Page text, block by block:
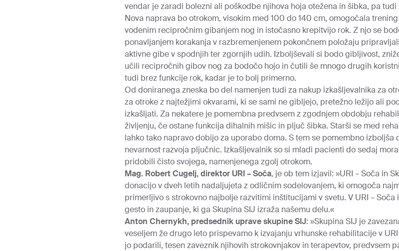
vendar je zaradi bolezni ali poškodbe njihova hoja otežena in šibka, pa
Nova naprava bo otrokom, visokim med 100 do 140 cm, omogočala
vodenim recipročnim gibanjem nog in istočasno krepitvijo rok. Z njo se
ponavljanjem korakanja v razbremenjenem pokončnem položaju
aktivne gibe v spodnjih ter zgornjih udih. Izboljševali si bodo gibljivost,
učili recipročnih gibov nog za bodočo hojo in čutili še mnogo drugih
tudi brez funkcije rok, kadar je to bolj primerno.
Od doniranega zneska bo del namenjen tudi za nakup izkašljevalnika za
za otroke z najtežjimi okvarami, ki se sami ne gibljejo, pretežno ležijo ali
izkašljati. Za nekatere je pomembna predvsem z zgodnjem obdobju
življenju, če ostane funkcija dihalnih mišic in pljuč šibka. Starši se med
lahko tako napravo dobijo za uporabo doma. S tem se pomembno
nevarnost razvoja pljučnic. Izkašljevalnik so si mladi pacienti do sedaj
pridobili čisto svojega, namenjenega zgolj otrokom.
Mag. Robert Cugelj, direktor URI – Soča, je ob tem izjavil: »URI – Soča in
donacijo v dveh letih nadaljujeta z odličnim sodelovanjem, ki omogoča
primerljivo s strokovno najbolje razvitimi inštitucijami v svetu. V URI –
gesto in zaupanje, ki ga Skupina SIJ izraža našemu delu.«
Anton Chernykh, predsednik uprave skupine SIJ: »Skupina SIJ je
veseljem že drugo leto prispevamo k izvajanju vrhunske rehabilitacije v
jo podarili, tesen zaveznik njihovih strokovnjakov in terapevtov, predvsem